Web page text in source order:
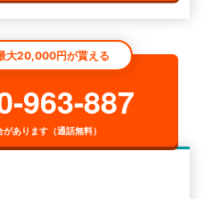
大20,000円が貰える
963-887
あります（通話無料）